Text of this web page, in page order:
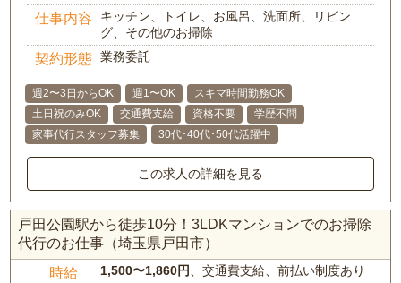
仕事内容
キッチン、トイレ、お風呂、洗面所、リビン
グ、その他のお掃除
契約形態 業務委託
週2〜3日からOK 週1〜OK
スキマ時間勤務OK
土日祝のみOK
交通費支給 資格不要
学歴不問
家事代行スタッフ募集
30代･40代･50代活躍中
この求人の詳細を見る
戸田公園駅から徒歩10分！3LDKマンションでのお掃除
代行のお仕事（埼玉県戸田市）
時給 1,500〜1,860円、交通費支給、前払い制度あり